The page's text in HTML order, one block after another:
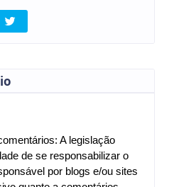
A legislação
de se responsabilizar o
por blogs e/ou sites